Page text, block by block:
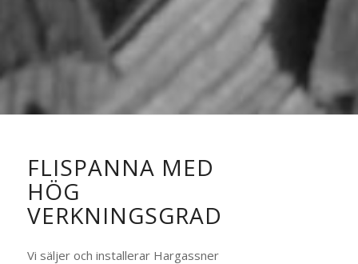
FLISPANNA MED
HÖG
VERKNINGSGRAD
Vi säljer och installerar Hargassner